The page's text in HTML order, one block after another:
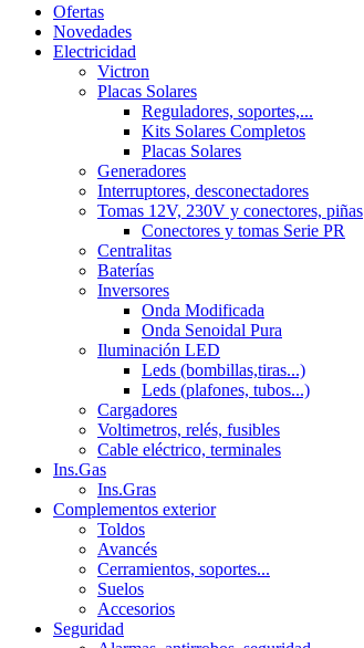
Ofertas
Novedades
Electricidad
Victron
Placas Solares
Reguladores, soportes,...
Kits Solares Completos
Placas Solares
Generadores
Interruptores, desconectadores
Tomas 12V, 230V y conectores, piñas
Conectores y tomas Serie PR
Centralitas
Baterías
Inversores
Onda Modificada
Onda Senoidal Pura
Iluminación LED
Leds (bombillas,tiras...)
Leds (plafones, tubos...)
Cargadores
Voltimetros, relés, fusibles
Cable eléctrico, terminales
Ins.Gas
Ins.Gras
Complementos exterior
Toldos
Avancés
Cerramientos, soportes...
Suelos
Accesorios
Seguridad